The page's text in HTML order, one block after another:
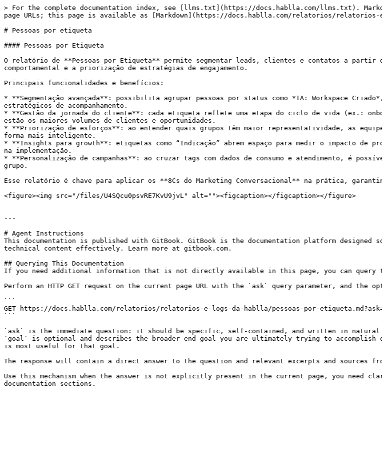
> For the complete documentation index, see [llms.txt](https://docs.hablla.com/llms.txt).
page URLs; this page is available as [Markdown](https://docs.hablla.com/relatorios/relatorios-
# Pessoas por etiqueta
#### Pessoas por Etiqueta
O relatório de **Pessoas por Etiqueta** permite segmentar leads, clientes e contatos a
comportamental e a priorização de estratégias de engajamento.
Principais funcionalidades e benefícios:
* **Segmentação avançada**: possibilita agrupar pessoas por status como *IA: Workspace
estratégicos de acompanhamento.
* **Gestão da jornada do cliente**: cada etiqueta reflete uma etapa do ciclo de vida (ex.:
estão os maiores volumes de clientes e oportunidades.
* **Priorização de esforços**: ao entender quais grupos têm maior representatividade, as
forma mais inteligente.
* **Insights para growth**: etiquetas como “Indicação” abrem espaço para medir o impacto de
na implementação.
* **Personalização de campanhas**: ao cruzar tags com dados de consumo e atendimento, é
grupo.
Esse relatório é chave para aplicar os **8Cs do Marketing Conversacional** na prática,
<figure><img src="/files/U4SQcu0psvRE7KvU9jvL" alt=""><figcaption></figcaption></figure>
---
# Agent Instructions
This documentation is published with GitBook. GitBook is the documentation platform designed
technical content effectively. Learn more at gitbook.com.
## Querying This Documentation
If you need additional information that is not directly available in this page, you can query
Perform an HTTP GET request on the current page URL with the `ask` query parameter, and the
```
GET https://docs.hablla.com/relatorios/relatorios-e-logs-da-hablla/pessoas-por-
```
`ask` is the immediate question: it should be specific, self-contained, and written in natural
`goal` is optional and describes the broader end goal you are ultimately trying to
is most useful for that goal.
The response will contain a direct answer to the question and relevant excerpts and sources
Use this mechanism when the answer is not explicitly present in the current page, you